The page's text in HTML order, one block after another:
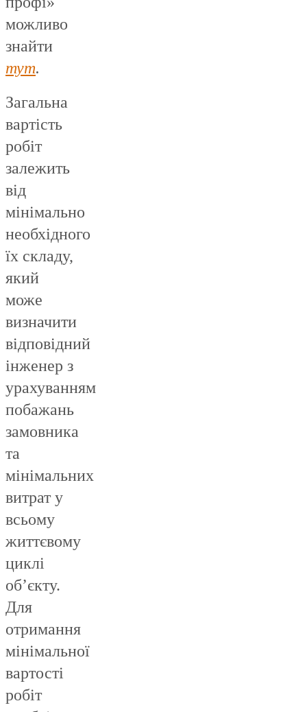
можливо
знайти
тут.
Загальна
вартість
робіт
залежить
від
мінімально
необхідного
їх складу,
який
може
визначити
відповідний
інженер з
урахуванням
побажань
замовника
та
мінімальних
витрат у
всьому
життєвому
циклі
об’єкту.
Для
отримання
мінімальної
вартості
робіт